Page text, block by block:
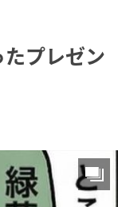
たプレゼン